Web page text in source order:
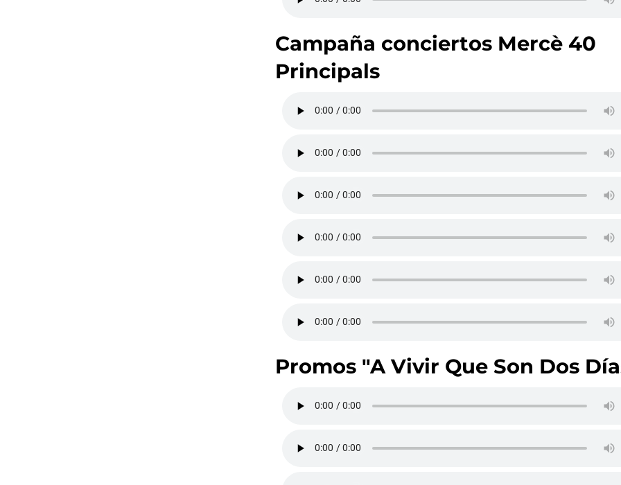
Campaña conciertos Mercè 40
Principals
Promos "A Vivir Que Son Dos